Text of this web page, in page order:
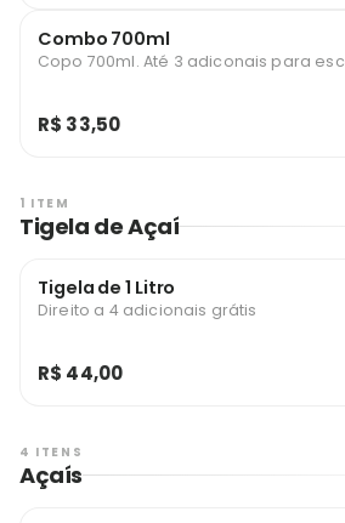
Combo 700ml
Copo 700ml. Até 3 adiconais para
R$ 33,50
1 ITEM
Tigela de Açaí
Tigela de 1 Litro
Direito a 4 adicionais grátis
R$ 44,00
4 ITENS
Açaís